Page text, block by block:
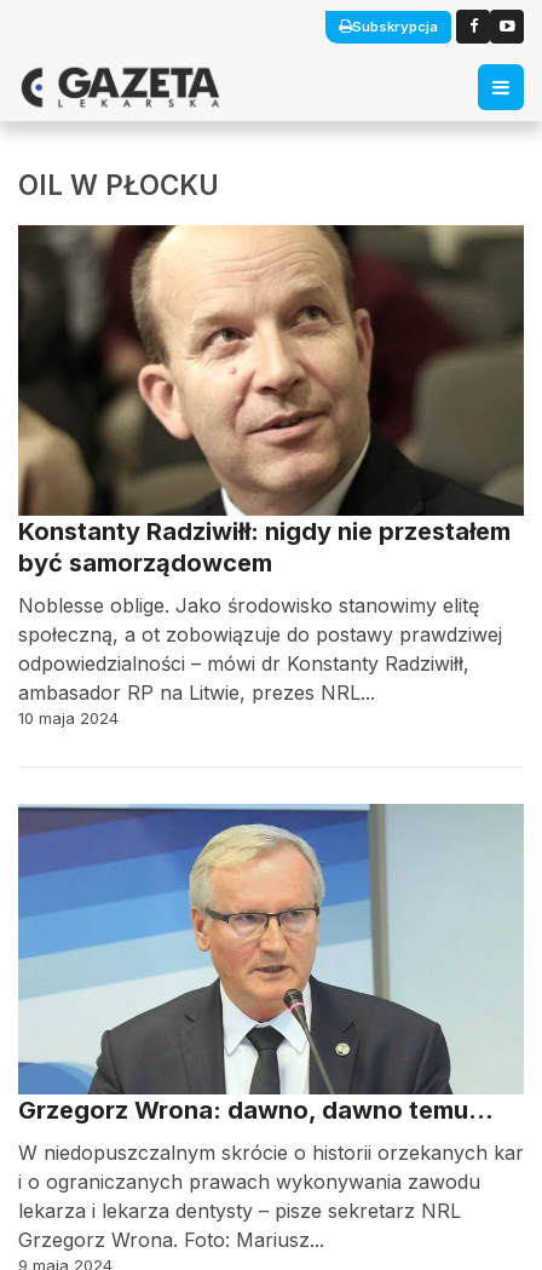
Subskrypcja
OIL W PŁOCKU
Konstanty Radziwiłł: nigdy nie przestałem
być samorządowcem
Noblesse oblige. Jako środowisko stanowimy elitę
społeczną, a ot zobowiązuje do postawy prawdziwej
odpowiedzialności – mówi dr Konstanty Radziwiłł,
ambasador RP na Litwie, prezes NRL...
10 maja 2024
Grzegorz Wrona: dawno, dawno temu…
W niedopuszczalnym skrócie o historii orzekanych kar
i o ograniczanych prawach wykonywania zawodu
lekarza i lekarza dentysty – pisze sekretarz NRL
Grzegorz Wrona. Foto: Mariusz...
9 maja 2024